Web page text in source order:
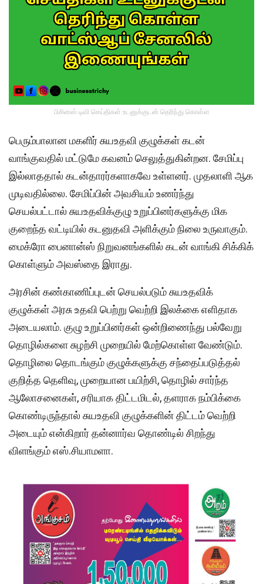
பிசினஸ் டிவி செய்திகள் உடனுக்குடன் தெரிந்து கொள்ள
பெரும்பாலான மகளிர் சுயஉதவி குழுக்கள் கடன்
வாங்குவதில் மட்டுமே கவனம் செலுத்துகின்றன. சேமிப்பு
இல்லாததால் கடன்தாரர்களாகவே உள்ளனர். முதலாளி ஆக
முடிவதில்லை. சேமிப்பின் அவசியம் உணர்ந்து
செயல்பட்டால் சுயஉதவிக்குழு உறுப்பினர்களுக்கு மிக
குறைந்த வட்டியில் கடனுதவி அளிக்கும் நிலை உருவாகும்.
மைக்ரோ பைனான்ஸ் நிறுவனங்களில் கடன் வாங்கி சிக்கிக்
கொள்ளும் அவஸ்தை இராது.
அரசின் கண்காணிப்புடன் செயல்படும் சுயஉதவிக்
குழுக்கள் அரசு உதவி பெற்று வெற்றி இலக்கை எளிதாக
அடையலாம். குழு உறுப்பினர்கள் ஒன்றிணைந்து பல்வேறு
தொழில்களை சுழற்சி முறையில் மேற்கொள்ள வேண்டும்.
தொழிலை தொடங்கும் குழுக்களுக்கு சந்தைப்படுத்தல்
குறித்த தெளிவு, முறையான பயிற்சி, தொழில் சார்ந்த
ஆலோசனைகள், சரியாக திட்டமிடல், தளராக நம்பிக்கை
கொண்டிருந்தால் சுயஉதவி குழுக்களின் திட்டம் வெற்றி
அடையும் என்கிறார் தன்னார்வ தொண்டில் சிறந்து
விளங்கும் எஸ்.சியாமளா.